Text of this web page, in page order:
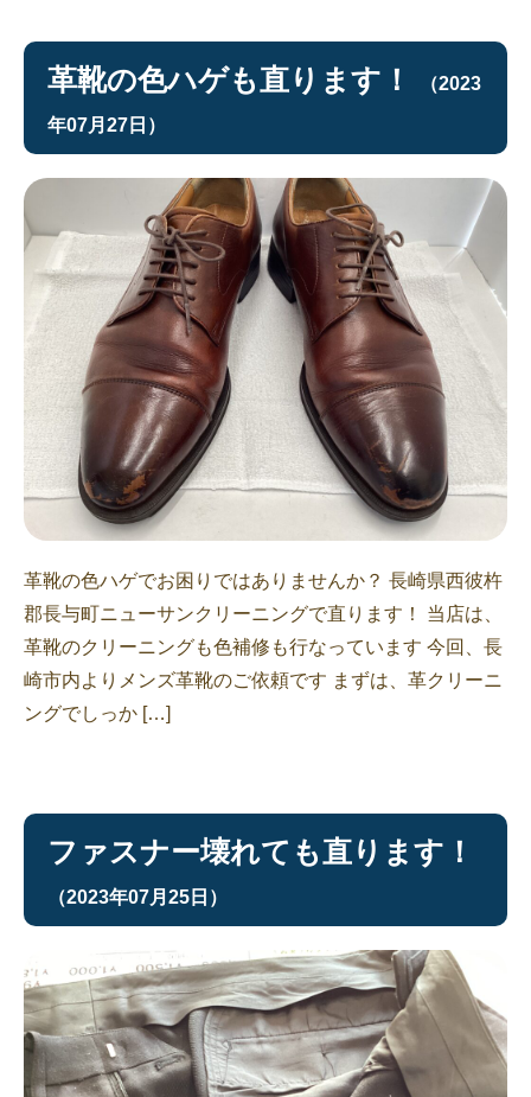
革靴の色ハゲも直ります！ （2023
年07月27日）
革靴の色ハゲでお困りではありませんか？ 長崎県西彼杵
郡長与町ニューサンクリーニングで直ります！ 当店は、
革靴のクリーニングも色補修も行なっています 今回、長
崎市内よりメンズ革靴のご依頼です まずは、革クリーニ
ングでしっか […]
ファスナー壊れても直ります！
（2023年07月25日）